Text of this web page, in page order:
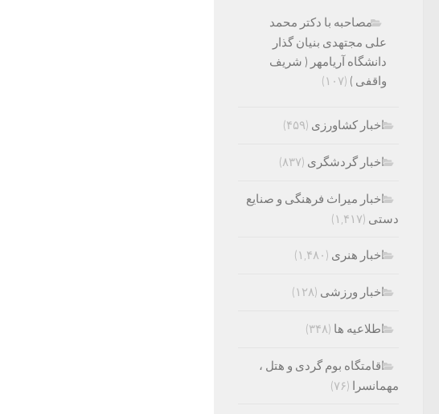
مصاحبه با دکتر محمد
علی مجتهدی بنیان گذار
دانشگاه آریامهر ( شریف
واقفی ) (۱۰۷)
اخبار کشاورزی (۴۵۹)
اخبار گردشگری (۸۳۷)
اخبار میراث فرهنگی و صنایع
دستی (۱,۴۱۷)
اخبار هنری (۱,۴۸۰)
اخبار ورزشی (۱۲۸)
اطلاعیه ها (۳۴۸)
اقامتگاه بوم گردی و هتل ،
مهمانسرا (۷۶)